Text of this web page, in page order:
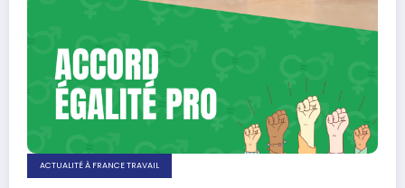
ACTUALITÉ À FRANCE TRAVAIL